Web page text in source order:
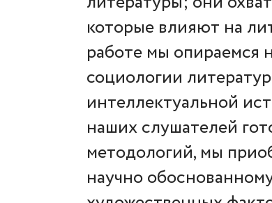
которые влияют на
работе мы опираемся
социологии
интеллектуальной
наших слушателей
методологий, мы
научно